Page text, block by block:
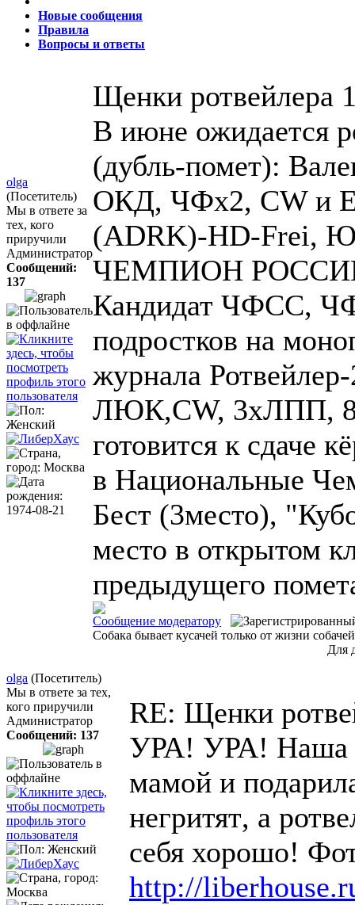
Новые сообщения
Правила
Вопросы и ответы
olga
(Посетитель)
Мы в ответе за
тех, кого
приручили
Администратор
Сообщений:
137
Щенки ротвейлера
В июне ожидается
(дубль-помет):
ОКД, ЧФх2, CW и
(ADRK)-HD-
ЧЕМПИОН
Кандидат ЧФСС,
подростков на
журнала
ЛЮК,CW, 3хЛПП,
готовится к сдаче
в Национальные
Бест (3место),
место в открытом
предыдущего
Сообщение модератору
Собака бывает кусачей только от жизни
Для
olga (Посетитель)
Мы в ответе за тех,
кого приручили
Администратор
Сообщений: 137
RE: Щенки
УРА! УРА! Наша
мамой и
негритят, а
себя хорошо!
http://